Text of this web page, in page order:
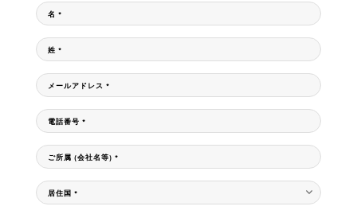
名 *
姓 *
メールアドレス *
電話番号 *
ご所属 (会社名等) *
居住国 *